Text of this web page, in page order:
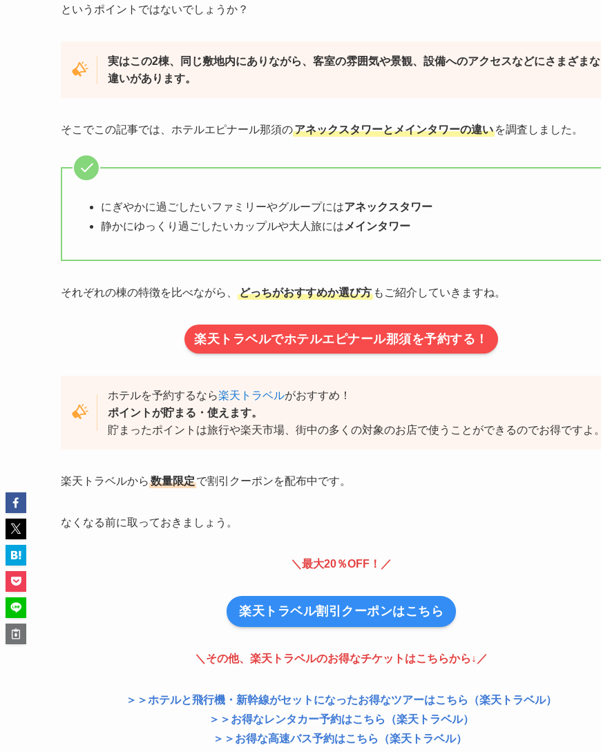
というポイントではないでしょうか？
実はこの2棟、同じ敷地内にありながら、客室の雰囲気や景観、設備へのアクセスなどにさまざまな
違いがあります。
そこでこの記事では、ホテルエピナール那須のアネックスタワーとメインタワーの違い を調査しました。
にぎやかに過ごしたいファミリーやグループにはアネックスタワー
静かにゆっくり過ごしたいカップルや大人旅にはメインタワー
それぞれの棟の特徴を比べながら、 どっちがおすすめか選び方 もご紹介していきますね。
楽天トラベルでホテルエピナール那須を予約する！
ホテルを予約するなら楽天トラベルがおすすめ！
ポイントが貯まる・使えます。
貯まったポイントは旅行や楽天市場、街中の多くの対象のお店で使うことができるのでお得ですよ。
楽天トラベルから 数量限定で割引クーポンを配布中です。
なくなる前に取っておきましょう。
＼最大20％OFF！／
楽天トラベル割引クーポンはこちら
＼その他、楽天トラベルのお得なチケットはこちらから↓／
＞＞ホテルと飛行機・新幹線がセットになったお得なツアーはこちら（楽天トラベル）
＞＞お得なレンタカー予約はこちら（楽天トラベル）
＞＞お得な高速バス予約はこちら（楽天トラベル）